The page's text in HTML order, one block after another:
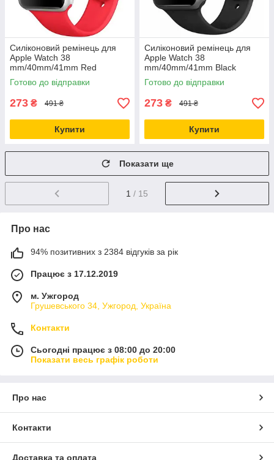
Силіконовий ремінець для
Apple Watch 38
mm/40mm/41mm Red
червоний
Готово до відправки
273 ₴ 491 ₴
Купити
Силіконовий ремінець для
Apple Watch 38
mm/40mm/41mm Black
чорний
Готово до відправки
273 ₴ 491 ₴
Купити
Показати ще
1 / 15
Про нас
94% позитивних з 2384 відгуків за рік
Працює з 17.12.2019
м. Ужгород
Грушевського 34, Ужгород, Україна
Контакти
Сьогодні працює з 08:00 до 20:00
Показати весь графік роботи
Про нас
Контакти
Доставка та оплата